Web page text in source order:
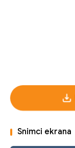
Snimci ekrana